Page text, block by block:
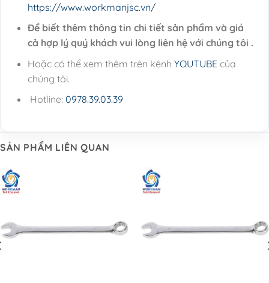
https://www.workmanjsc.vn/
Để biết thêm thông tin chi tiết sản phẩm và giá
cả hợp lý quý khách vui lòng liên hệ với chúng tôi .
Hoặc có thể xem thêm trên kênh YOUTUBEcủa
chúng tôi.
Hotline: 0978.39.03.39
SẢN PHẨM LIÊN QUAN